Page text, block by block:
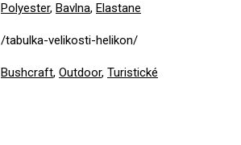
Polyester, Bavlna, Elastane
/tabulka-velikosti-helikon/
Bushcraft, Outdoor, Turistické